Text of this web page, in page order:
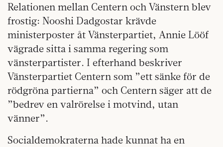
Relationen mellan Centern och Vänstern blev
frostig: Nooshi Dadgostar krävde
ministerposter åt Vänsterpartiet, Annie Lööf
vägrade sitta i samma regering som
vänsterpartister. I efterhand beskriver
Vänsterpartiet Centern som ”ett sänke för de
rödgröna partierna” och Centern säger att de
”bedrev en valrörelse i motvind, utan
vänner”.
Socialdemokraterna hade kunnat ha en